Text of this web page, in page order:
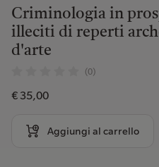
Criminologia in
illeciti di reperti
d'arte
(0)
€ 35,00
Aggiungi al carrello